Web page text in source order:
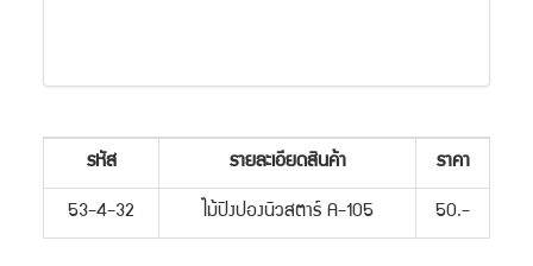
รหัส รายละเอียดสินค้า ราคา
53-4-32 ไม้ปิงปองนิวสตาร์ A-105 50.-